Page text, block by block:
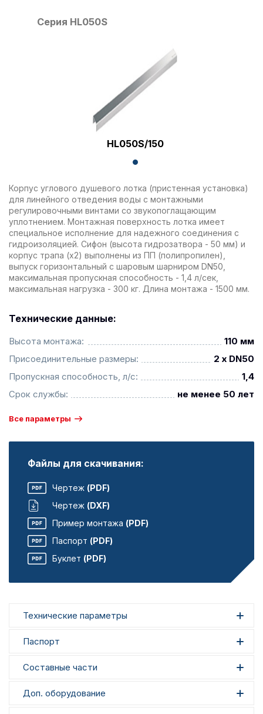
Серия HL050S
HL050S/150
Корпус углового душевого лотка (пристенная установка)
для линейного отведения воды с монтажными
регулировочными винтами со звукопоглащающим
уплотнением. Монтажная поверхность лотка имеет
специальное исполнение для надежного соединения с
гидроизоляцией. Сифон (высота гидрозатвора - 50 мм) и
корпус трапа (x2) выполнены из ПП (полипропилен),
выпуск горизонтальный с шаровым шарниром DN50,
максимальная пропускная способность - 1,4 л/сек,
максимальная нагрузка - 300 кг. Длина монтажа - 1500 мм.
Технические данные:
Высота монтажа:
110 мм
Присоединительные размеры:
2 х DN50
Пропускная способность, л/с:
1,4
Срок службы:
не менее 50 лет
Все параметры
Файлы для скачивания:
Чертеж (PDF)
Чертеж (DXF)
Пример монтажа (PDF)
Паспорт (PDF)
Буклет (PDF)
Технические параметры
Паспорт
Составные части
Доп. оборудование